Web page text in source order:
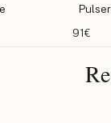
91€